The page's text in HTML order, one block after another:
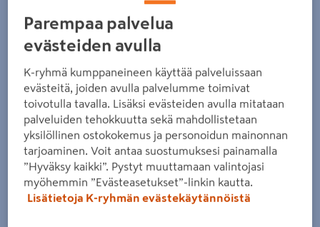
Edellinen
Parempaa palvelua
evästeiden avulla
K-ryhmä kumppaneineen käyttää palveluissaan
evästeitä, joiden avulla palvelumme toimivat
toivotulla tavalla. Lisäksi evästeiden avulla mitataan
palveluiden tehokkuutta sekä mahdollistetaan
yksilöllinen ostokokemus ja personoidun mainonnan
tarjoaminen. Voit antaa suostumuksesi painamalla
”Hyväksy kaikki”. Pystyt muuttamaan valintojasi
myöhemmin ”Evästeasetukset”-linkin kautta.
Lisätietoja K-ryhmän evästekäytännöistä